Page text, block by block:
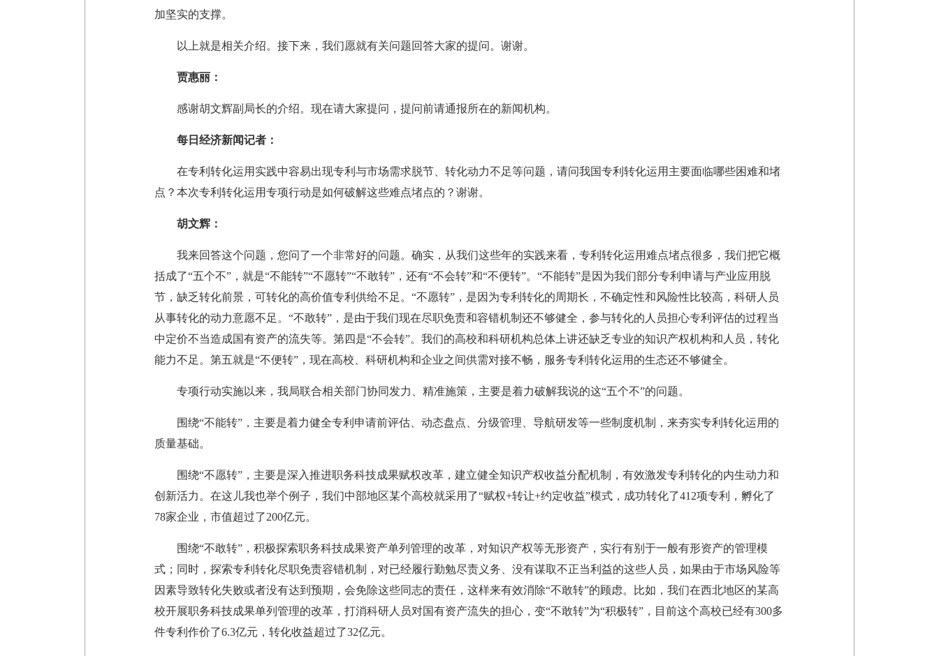
加坚实的支撑。
以上就是相关介绍。接下来，我们愿就有关问题回答大家的提问。谢谢。
贾惠丽：
感谢胡文辉副局长的介绍。现在请大家提问，提问前请通报所在的新闻机构。
每日经济新闻记者：
在专利转化运用实践中容易出现专利与市场需求脱节、转化动力不足等问题，请问我国专利转化运用主要面临哪些困难和堵
点？本次专利转化运用专项行动是如何破解这些难点堵点的？谢谢。
胡文辉：
我来回答这个问题，您问了一个非常好的问题。确实，从我们这些年的实践来看，专利转化运用难点堵点很多，我们把它概
括成了“五个不”，就是“不能转”“不愿转”“不敢转”，还有“不会转”和“不便转”。“不能转”是因为我们部分专利申请与产业应用脱
节，缺乏转化前景，可转化的高价值专利供给不足。“不愿转”，是因为专利转化的周期长，不确定性和风险性比较高，科研人员
从事转化的动力意愿不足。“不敢转”，是由于我们现在尽职免责和容错机制还不够健全，参与转化的人员担心专利评估的过程当
中定价不当造成国有资产的流失等。第四是“不会转”。我们的高校和科研机构总体上讲还缺乏专业的知识产权机构和人员，转化
能力不足。第五就是“不便转”，现在高校、科研机构和企业之间供需对接不畅，服务专利转化运用的生态还不够健全。
专项行动实施以来，我局联合相关部门协同发力、精准施策，主要是着力破解我说的这“五个不”的问题。
围绕“不能转”，主要是着力健全专利申请前评估、动态盘点、分级管理、导航研发等一些制度机制，来夯实专利转化运用的
质量基础。
围绕“不愿转”，主要是深入推进职务科技成果赋权改革，建立健全知识产权收益分配机制，有效激发专利转化的内生动力和
创新活力。在这儿我也举个例子，我们中部地区某个高校就采用了“赋权+转让+约定收益”模式，成功转化了412项专利，孵化了
78家企业，市值超过了200亿元。
围绕“不敢转”，积极探索职务科技成果资产单列管理的改革，对知识产权等无形资产，实行有别于一般有形资产的管理模
式；同时，探索专利转化尽职免责容错机制，对已经履行勤勉尽责义务、没有谋取不正当利益的这些人员，如果由于市场风险等
因素导致转化失败或者没有达到预期，会免除这些同志的责任，这样来有效消除“不敢转”的顾虑。比如，我们在西北地区的某高
校开展职务科技成果单列管理的改革，打消科研人员对国有资产流失的担心，变“不敢转”为“积极转”，目前这个高校已经有300多
件专利作价了6.3亿元，转化收益超过了32亿元。